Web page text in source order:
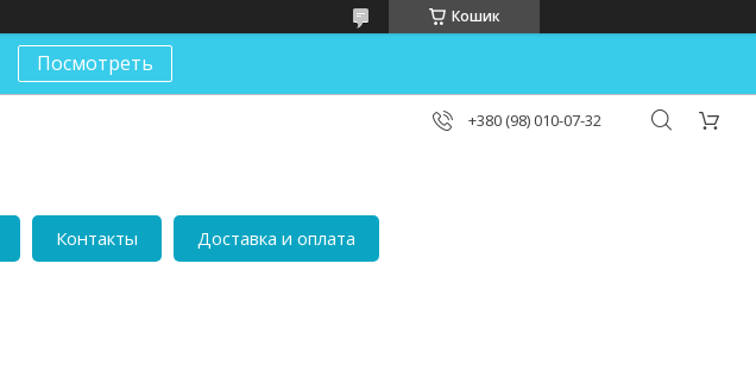
Кошик
Посмотреть
+380 (98) 010-07-32
Контакты Доставка и оплата